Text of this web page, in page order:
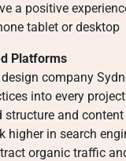
a positive
tablet or desktop
Platforms
company
into every
structure and content
higher in search
organic traffic